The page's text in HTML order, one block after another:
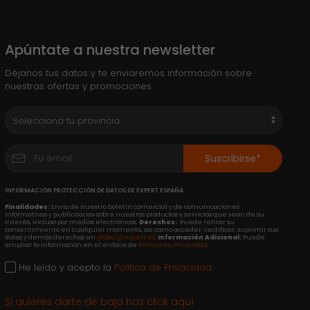
Apúntate a nuestra newsletter
Déjanos tus datos y te enviaremos información sobre
nuestras ofertas y promociones.
Suscribirse*
INFORMACIÓN PROTECCIÓN DE DATOS DE EXPERT ESPAÑA
Finalidades:Envío de nuestro boletín comercial y de comunicaciones
informativas y publicitarias sobre nuestros productos y servicios que sean de su
interés, incluso por medios electrónicos. Derechos:Puede retirar su
consentimiento en cualquier momento, así como acceder, rectificar, suprimir sus
datos y demás derechos en global@expert.es. Información Adicional:Puede
ampliar la información en el enlace de Política de Privacidad.
He leído y acepto la Política de Privacidad
Si quieres darte de baja haz click aquí